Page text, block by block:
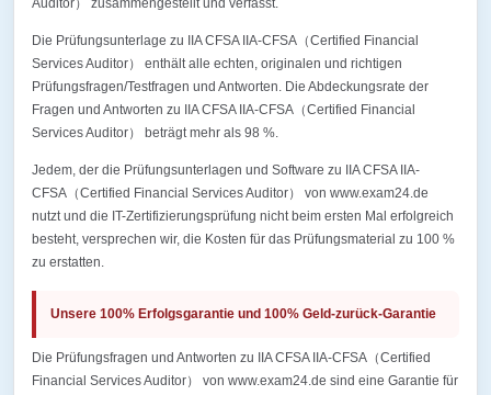
Auditor） zusammengestellt und verfasst.
Die Prüfungsunterlage zu IIA CFSA IIA-CFSA（Certified Financial
Services Auditor） enthält alle echten, originalen und richtigen
Prüfungsfragen/Testfragen und Antworten. Die Abdeckungsrate der
Fragen und Antworten zu IIA CFSA IIA-CFSA（Certified Financial
Services Auditor） beträgt mehr als 98 %.
Jedem, der die Prüfungsunterlagen und Software zu IIA CFSA IIA-
CFSA（Certified Financial Services Auditor） von www.exam24.de
nutzt und die IT-Zertifizierungsprüfung nicht beim ersten Mal erfolgreich
besteht, versprechen wir, die Kosten für das Prüfungsmaterial zu 100 %
zu erstatten.
Unsere 100% Erfolgsgarantie und 100% Geld-zurück-Garantie
Die Prüfungsfragen und Antworten zu IIA CFSA IIA-CFSA（Certified
Financial Services Auditor） von www.exam24.de sind eine Garantie für